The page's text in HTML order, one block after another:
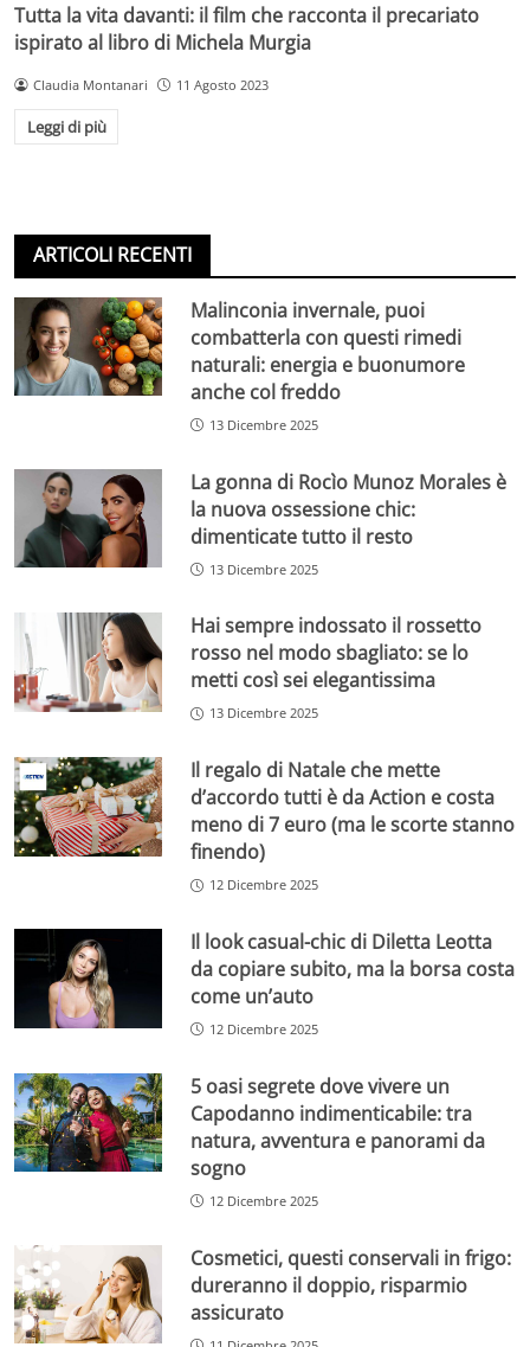
Tutta la vita davanti: il film che racconta il precariato
ispirato al libro di Michela Murgia
Claudia Montanari 11 Agosto 2023
Leggi di più
ARTICOLI RECENTI
Malinconia invernale, puoi
combatterla con questi rimedi
naturali: energia e buonumore
anche col freddo
13 Dicembre 2025
La gonna di Rocìo Munoz Morales è
la nuova ossessione chic:
dimenticate tutto il resto
13 Dicembre 2025
Hai sempre indossato il rossetto
rosso nel modo sbagliato: se lo
metti così sei elegantissima
13 Dicembre 2025
Il regalo di Natale che mette
d’accordo tutti è da Action e costa
meno di 7 euro (ma le scorte stanno
finendo)
12 Dicembre 2025
Il look casual-chic di Diletta Leotta
da copiare subito, ma la borsa costa
come un’auto
12 Dicembre 2025
5 oasi segrete dove vivere un
Capodanno indimenticabile: tra
natura, avventura e panorami da
sogno
12 Dicembre 2025
Cosmetici, questi conservali in frigo:
dureranno il doppio, risparmio
assicurato